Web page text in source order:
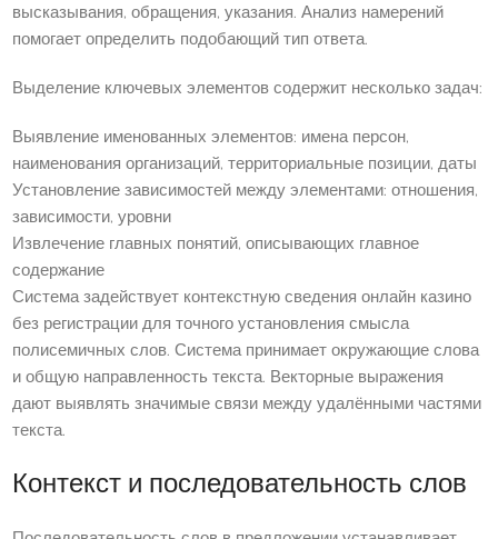
высказывания, обращения, указания. Анализ намерений
помогает определить подобающий тип ответа.
Выделение ключевых элементов содержит несколько задач:
Выявление именованных элементов: имена персон,
наименования организаций, территориальные позиции, даты
Установление зависимостей между элементами: отношения,
зависимости, уровни
Извлечение главных понятий, описывающих главное
содержание
Система задействует контекстную сведения онлайн казино
без регистрации для точного установления смысла
полисемичных слов. Система принимает окружающие слова
и общую направленность текста. Векторные выражения
дают выявлять значимые связи между удалёнными частями
текста.
Контекст и последовательность слов